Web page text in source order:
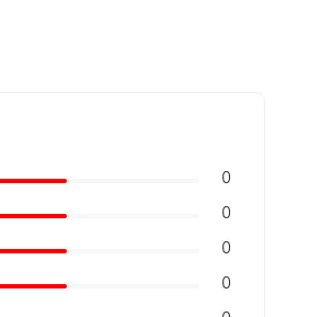
0
0
0
0